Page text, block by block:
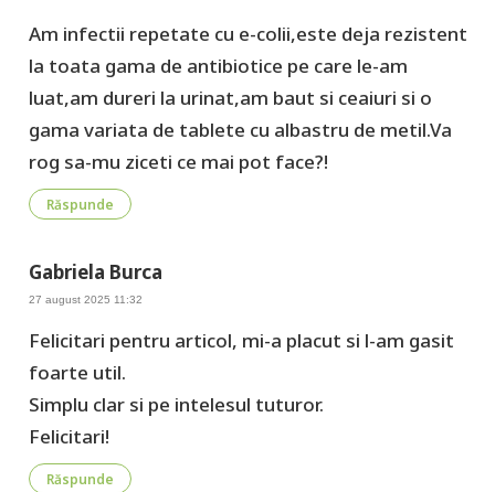
Am infectii repetate cu e-colii,este deja rezistent
la toata gama de antibiotice pe care le-am
luat,am dureri la urinat,am baut si ceaiuri si o
gama variata de tablete cu albastru de metil.Va
rog sa-mu ziceti ce mai pot face?!
Răspunde
Gabriela Burca
27 august 2025 11:32
Felicitari pentru articol, mi-a placut si l-am gasit
foarte util.
Simplu clar si pe intelesul tuturor.
Felicitari!
Răspunde